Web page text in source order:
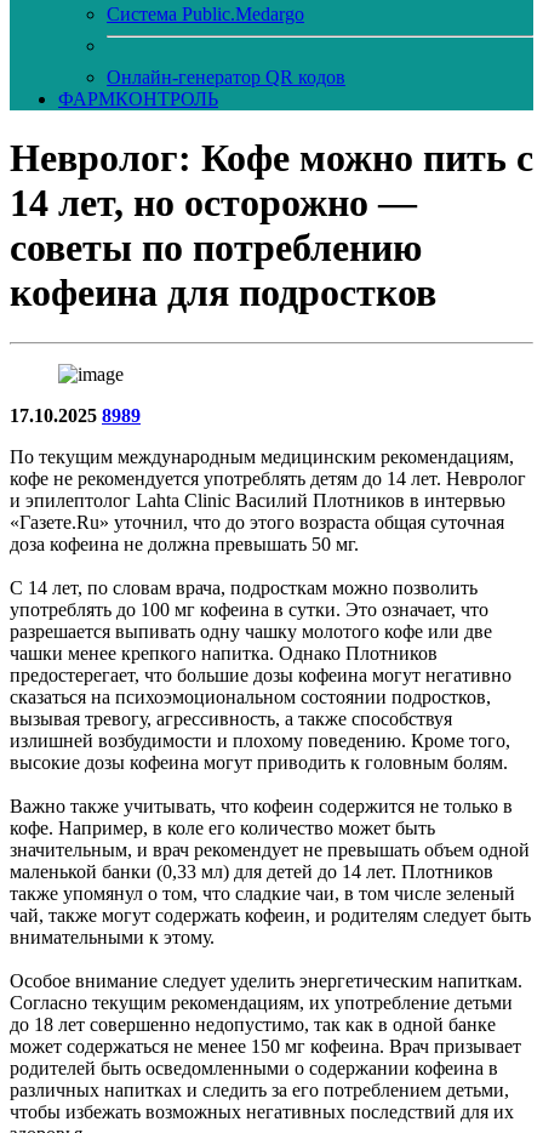
Система Public.Medargo
Онлайн-генератор QR кодов
ФАРМКОНТРОЛЬ
Невролог: Кофе можно пить с
14 лет, но осторожно —
советы по потреблению
кофеина для подростков
17.10.2025 8989
По текущим международным медицинским рекомендациям,
кофе не рекомендуется употреблять детям до 14 лет. Невролог
и эпилептолог Lahta Clinic Василий Плотников в интервью
«Газете.Ru» уточнил, что до этого возраста общая суточная
доза кофеина не должна превышать 50 мг.
С 14 лет, по словам врача, подросткам можно позволить
употреблять до 100 мг кофеина в сутки. Это означает, что
разрешается выпивать одну чашку молотого кофе или две
чашки менее крепкого напитка. Однако Плотников
предостерегает, что большие дозы кофеина могут негативно
сказаться на психоэмоциональном состоянии подростков,
вызывая тревогу, агрессивность, а также способствуя
излишней возбудимости и плохому поведению. Кроме того,
высокие дозы кофеина могут приводить к головным болям.
Важно также учитывать, что кофеин содержится не только в
кофе. Например, в коле его количество может быть
значительным, и врач рекомендует не превышать объем одной
маленькой банки (0,33 мл) для детей до 14 лет. Плотников
также упомянул о том, что сладкие чаи, в том числе зеленый
чай, также могут содержать кофеин, и родителям следует быть
внимательными к этому.
Особое внимание следует уделить энергетическим напиткам.
Согласно текущим рекомендациям, их употребление детьми
до 18 лет совершенно недопустимо, так как в одной банке
может содержаться не менее 150 мг кофеина. Врач призывает
родителей быть осведомленными о содержании кофеина в
различных напитках и следить за его потреблением детьми,
чтобы избежать возможных негативных последствий для их